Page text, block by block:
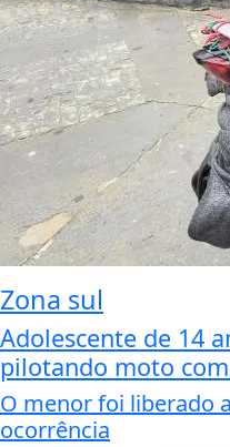
Zona sul
Adolescente de 14
pilotando moto
O menor foi liberado
ocorrência